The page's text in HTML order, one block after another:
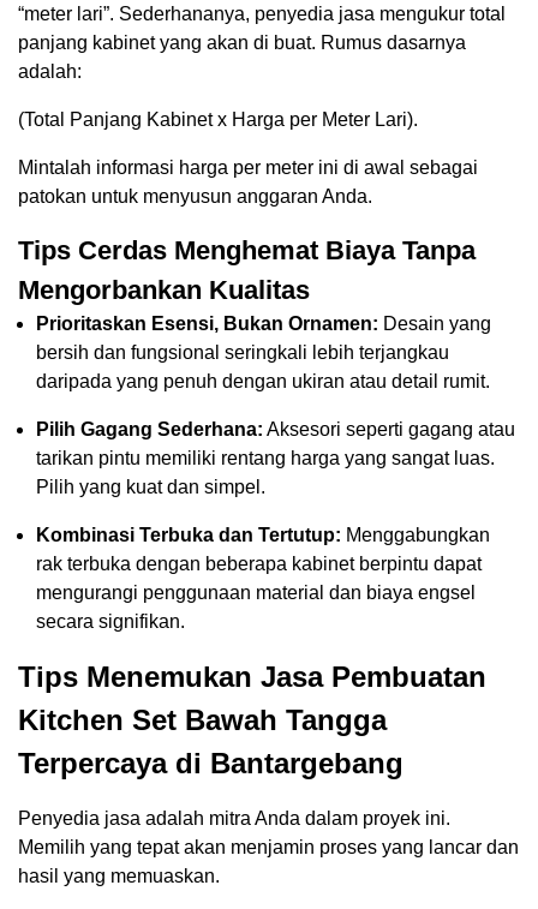
“meter lari”. Sederhananya, penyedia jasa mengukur total
panjang kabinet yang akan di buat. Rumus dasarnya
adalah:
(Total Panjang Kabinet x Harga per Meter Lari).
Mintalah informasi harga per meter ini di awal sebagai
patokan untuk menyusun anggaran Anda.
Tips Cerdas Menghemat Biaya Tanpa
Mengorbankan Kualitas
Prioritaskan Esensi, Bukan Ornamen: Desain yang
bersih dan fungsional seringkali lebih terjangkau
daripada yang penuh dengan ukiran atau detail rumit.
Pilih Gagang Sederhana: Aksesori seperti gagang atau
tarikan pintu memiliki rentang harga yang sangat luas.
Pilih yang kuat dan simpel.
Kombinasi Terbuka dan Tertutup: Menggabungkan
rak terbuka dengan beberapa kabinet berpintu dapat
mengurangi penggunaan material dan biaya engsel
secara signifikan.
Tips Menemukan Jasa Pembuatan
Kitchen Set Bawah Tangga
Terpercaya di Bantargebang
Penyedia jasa adalah mitra Anda dalam proyek ini.
Memilih yang tepat akan menjamin proses yang lancar dan
hasil yang memuaskan.